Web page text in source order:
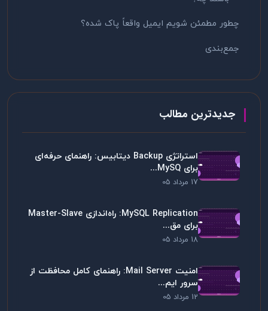
چطور مطمئن شویم ایمیل واقعاً پاک شده؟
جمع‌بندی
جدیدترین مطالب
استراتژی Backup دیتابیس: راهنمای حرفه‌ای
برای MySQ...
17 مرداد 05
MySQL Replication: راه‌اندازی Master-Slave
برای مق...
18 مرداد 05
امنیت Mail Server: راهنمای کامل محافظت از
سرور ایم...
12 مرداد 05